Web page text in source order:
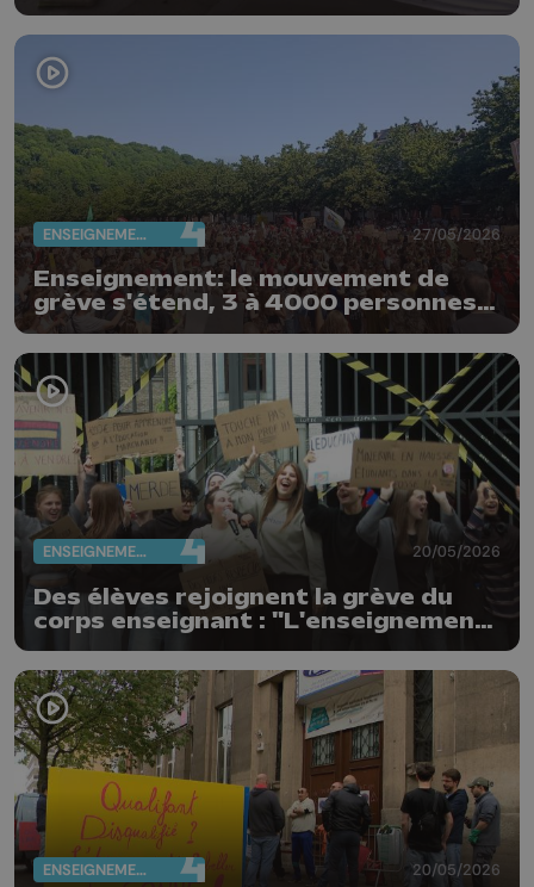
ENSEIGNEMENT 27/05/2026
Enseignement: le mouvement de
grève s'étend, 3 à 4000 personnes
rassemblées ce matin à Liège
ENSEIGNEMENT 20/05/2026
Des élèves rejoignent la grève du
corps enseignant : "L'enseignement
n'est pas à vendre"
ENSEIGNEMENT 20/05/2026